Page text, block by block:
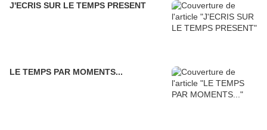
J'ECRIS SUR LE TEMPS PRESENT
LE TEMPS PAR MOMENTS...